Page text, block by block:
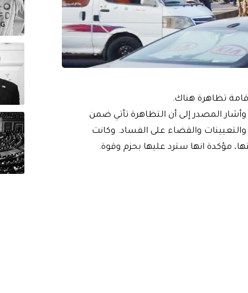
تظاهرة هناك.
المصدر إلى أن التظاهرة تأتي ضمن
والتعيينات والقضاء على الفساد. وكانت
مؤكدة انها سترد عليها بحزم وقوة.